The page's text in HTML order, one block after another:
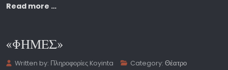
Read more …
«ΦΗΜΕΣ»
Written by: Πληροφορίες Koyinta Category:Θέατρο